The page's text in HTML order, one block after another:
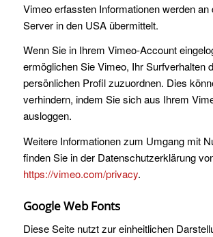
Vimeo erfassten Informationen werden an
Server in den USA übermittelt.
Wenn Sie in Ihrem Vimeo-Account
ermöglichen Sie Vimeo, Ihr Surfverhalten
persönlichen Profil zuzuordnen. Dies
verhindern, indem Sie sich aus Ihrem
ausloggen.
Weitere Informationen zum Umgang mit
finden Sie in der Datenschutzerklärung
https://vimeo.com/privacy.
Google Web Fonts
Diese Seite nutzt zur einheitlichen